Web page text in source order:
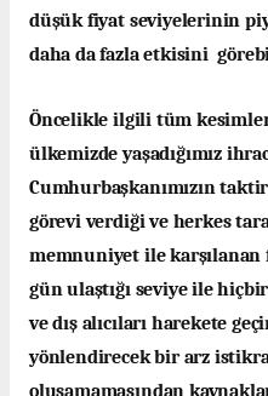
düşük fiyat seviyelerinin
daha da fazla etkisini
Öncelikle ilgili tüm
ülkemizde yaşadığımız
Cumhurbaşkanımızın
görevi verdiği ve herkes
memnuniyet ile karşılanan
gün ulaştığı seviye ile
ve dış alıcıları harekete
yönlendirecek bir arz
oluşamamasından